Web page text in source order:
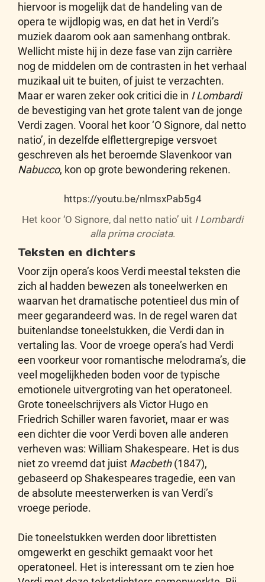
hiervoor is mogelijk dat de handeling van de
opera te wijdlopig was, en dat het in Verdi’s
muziek daarom ook aan samenhang ontbrak.
Wellicht miste hij in deze fase van zijn carrière
nog de middelen om de contrasten in het verhaal
muzikaal uit te buiten, of juist te verzachten.
Maar er waren zeker ook critici die in I Lombardi
de bevestiging van het grote talent van de jonge
Verdi zagen. Vooral het koor ‘O Signore, dal netto
natio’, in dezelfde elflettergrepige versvoet
geschreven als het beroemde Slavenkoor van
Nabucco, kon op grote bewondering rekenen.
https://youtu.be/nlmsxPab5g4
Het koor ‘O Signore, dal netto natio’ uit I Lombardi
alla prima crociata.
Teksten en dichters
Voor zijn opera’s koos Verdi meestal teksten die
zich al hadden bewezen als toneelwerken en
waarvan het dramatische potentieel dus min of
meer gegarandeerd was. In de regel waren dat
buitenlandse toneelstukken, die Verdi dan in
vertaling las. Voor de vroege opera’s had Verdi
een voorkeur voor romantische melodrama’s, die
veel mogelijkheden boden voor de typische
emotionele uitvergroting van het operatoneel.
Grote toneelschrijvers als Victor Hugo en
Friedrich Schiller waren favoriet, maar er was
een dichter die voor Verdi boven alle anderen
verheven was: William Shakespeare. Het is dus
niet zo vreemd dat juist Macbeth(1847),
gebaseerd op Shakespeares tragedie, een van
de absolute meesterwerken is van Verdi’s
vroege periode.
Die toneelstukken werden door librettisten
omgewerkt en geschikt gemaakt voor het
operatoneel. Het is interessant om te zien hoe